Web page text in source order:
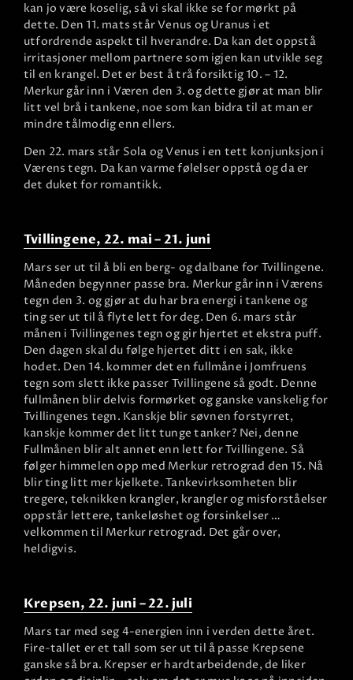
kan jo være koselig, så vi skal ikke se for mørkt på
dette. Den 11. mats står Venus og Uranus i et
utfordrende aspekt til hverandre. Da kan det oppstå
irritasjoner mellom partnere som igjen kan utvikle seg
til en krangel. Det er best å trå forsiktig 10. – 12.
Merkur går inn i Væren den 3. og dette gjør at man blir
litt vel brå i tankene, noe som kan bidra til at man er
mindre tålmodig enn ellers.
Den 22. mars står Sola og Venus i en tett konjunksjon i
Værens tegn. Da kan varme følelser oppstå og da er
det duket for romantikk.
Tvillingene, 22. mai – 21. juni
Mars ser ut til å bli en berg- og dalbane for Tvillingene.
Måneden begynner passe bra. Merkur går inn i Værens
tegn den 3. og gjør at du har bra energi i tankene og
ting ser ut til å flyte lett for deg. Den 6. mars står
månen i Tvillingenes tegn og gir hjertet et ekstra puff.
Den dagen skal du følge hjertet ditt i en sak, ikke
hodet. Den 14. kommer det en fullmåne i Jomfruens
tegn som slett ikke passer Tvillingene så godt. Denne
fullmånen blir delvis formørket og ganske vanskelig for
Tvillingenes tegn. Kanskje blir søvnen forstyrret,
kanskje kommer det litt tunge tanker? Nei, denne
Fullmånen blir alt annet enn lett for Tvillingene. Så
følger himmelen opp med Merkur retrograd den 15. Nå
blir ting litt mer kjelkete. Tankevirksomheten blir
tregere, teknikken krangler, krangler og misforståelser
oppstår lettere, tankeløshet og forsinkelser …
velkommen til Merkur retrograd. Det går over,
heldigvis.
Krepsen, 22. juni – 22. juli
Mars tar med seg 4-energien inn i verden dette året.
Fire-tallet er et tall som ser ut til å passe Krepsene
ganske så bra. Krepser er hardtarbeidende, de liker